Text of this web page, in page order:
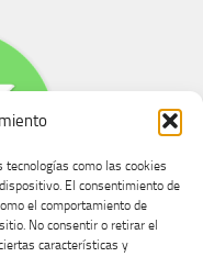
como las cookies
El consentimiento de
el comportamiento de
No consentir o retirar el
características y